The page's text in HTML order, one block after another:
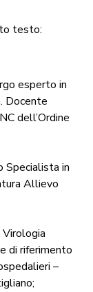
testo:
esperto in
Docente
dell’Ordine
Specialista in
Allievo
di riferimento
–